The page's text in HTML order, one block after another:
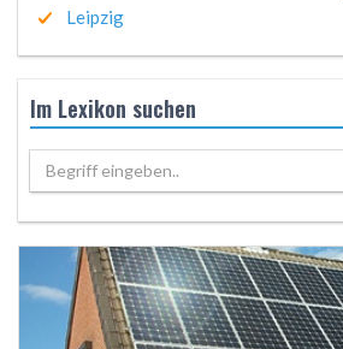
Leipzig
Im Lexikon suchen
Begriff eingeben..